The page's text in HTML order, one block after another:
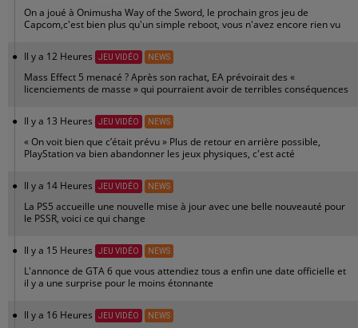
On a joué à Onimusha Way of the Sword, le prochain gros jeu de
Capcom,c'est bien plus qu'un simple reboot, vous n'avez encore rien vu
Il y a 12 Heures JEU VIDÉO NEWS
Mass Effect 5 menacé ? Après son rachat, EA prévoirait des «
licenciements de masse » qui pourraient avoir de terribles conséquences
Il y a 13 Heures JEU VIDÉO NEWS
« On voit bien que c’était prévu » Plus de retour en arrière possible,
PlayStation va bien abandonner les jeux physiques, c'est acté
Il y a 14 Heures JEU VIDÉO NEWS
La PS5 accueille une nouvelle mise à jour avec une belle nouveauté pour
le PSSR, voici ce qui change
Il y a 15 Heures JEU VIDÉO NEWS
L'annonce de GTA 6 que vous attendiez tous a enfin une date officielle et
il y a une surprise pour le moins étonnante
Il y a 16 Heures JEU VIDÉO NEWS